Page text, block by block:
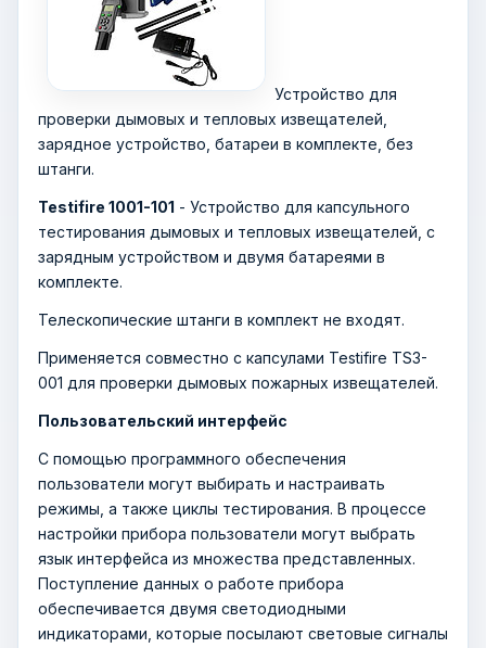
Устройство для
проверки дымовых и тепловых извещателей,
зарядное устройство, батареи в комплекте, без
штанги.
Testifire 1001-101 - Устройство для капсульного
тестирования дымовых и тепловых извещателей, с
зарядным устройством и двумя батареями в
комплекте.
Телескопические штанги в комплект не входят.
Применяется совместно с капсулами Testifire TS3-
001 для проверки дымовых пожарных извещателей.
Пользовательский интерфейс
С помощью программного обеспечения
пользователи могут выбирать и настраивать
режимы, а также циклы тестирования. В процессе
настройки прибора пользователи могут выбрать
язык интерфейса из множества представленных.
Поступление данных о работе прибора
обеспечивается двумя светодиодными
индикаторами, которые посылают световые сигналы